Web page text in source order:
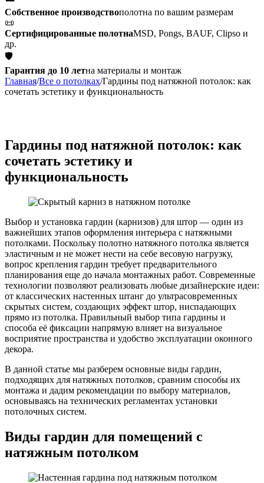
Собственное производствополотна по вашим размерам
📜
Сертифицированные полотнаMSD, Pongs, BAUF, Clipso и
др.
🛡
Гарантия до 10 летна материалы и монтаж
Главная/Все о потолках/Гардины под натяжной потолок: как
сочетать эстетику и функциональность
Гардины под натяжной потолок: как
сочетать эстетику и
функциональность
Выбор и установка гардин (карнизов) для штор — один из
важнейших этапов оформления интерьера с натяжными
потолками. Поскольку полотно натяжного потолка является
эластичным и не может нести на себе весовую нагрузку,
вопрос крепления гардин требует предварительного
планирования еще до начала монтажных работ. Современные
технологии позволяют реализовать любые дизайнерские идеи:
от классических настенных штанг до ультрасовременных
скрытых систем, создающих эффект штор, ниспадающих
прямо из потолка. Правильный выбор типа гардины и
способа её фиксации напрямую влияет на визуальное
восприятие пространства и удобство эксплуатации оконного
декора.
В данной статье мы разберем основные виды гардин,
подходящих для натяжных потолков, сравним способы их
монтажа и дадим рекомендации по выбору материалов,
основываясь на технических регламентах установки
потолочных систем.
Виды гардин для помещений с
натяжным потолком